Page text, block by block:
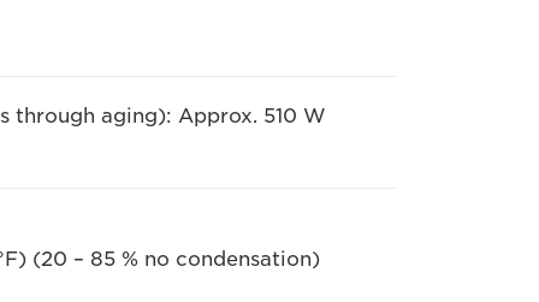
through aging): Approx. 510 W
(20 – 85 % no condensation)